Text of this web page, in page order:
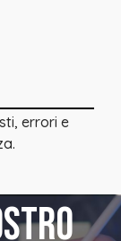
errori e